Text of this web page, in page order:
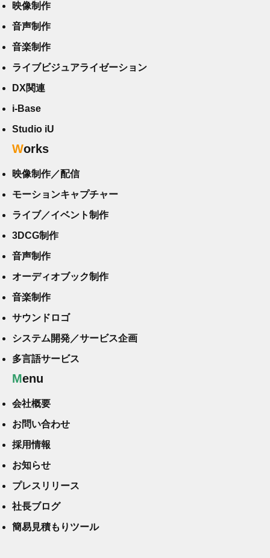
映像制作
音声制作
音楽制作
ライブビジュアライゼーション
DX関連
i-Base
Studio iU
Works
映像制作／配信
モーションキャプチャー
ライブ／イベント制作
3DCG制作
音声制作
オーディオブック制作
音楽制作
サウンドロゴ
システム開発／サービス企画
多言語サービス
Menu
会社概要
お問い合わせ
採用情報
お知らせ
プレスリリース
社長ブログ
簡易見積もりツール